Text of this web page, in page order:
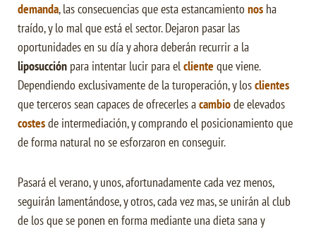
demanda, las consecuencias que esta estancamiento nos ha
traído, y lo mal que está el sector. Dejaron pasar las
oportunidades en su día y ahora deberán recurrir a la
liposucción para intentar lucir para elcliente que viene.
Dependiendo exclusivamente de la turoperación, y losclientes
que terceros sean capaces de ofrecerles acambiode elevados
costesde intermediación, y comprando el posicionamiento que
de forma natural no se esforzaron en conseguir.
Pasará el verano, y unos, afortunadamente cada vez menos,
seguirán lamentándose, y otros, cada vez mas, se unirán al club
de los que se ponen en forma mediante una dieta sana y